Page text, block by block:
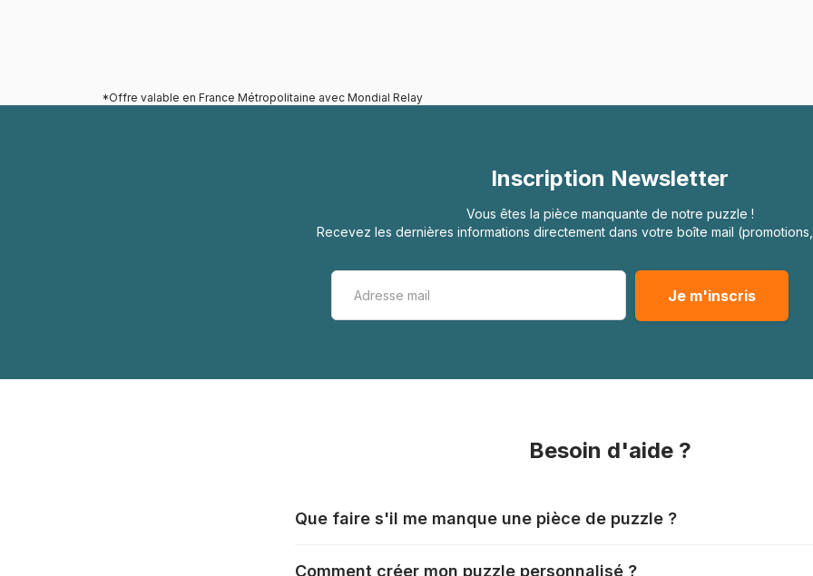
*Offre valable en France Métropolitaine avec Mondial Relay
Inscription Newsletter
Vous êtes la pièce manquante de notre puzzle !
Recevez les dernières informations directement dans votre boîte mail
Besoin d'aide ?
Que faire s'il me manque une pièce de puzzle ?
Comment créer mon puzzle personnalisé ?